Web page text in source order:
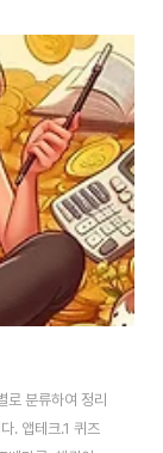
행SOL BANK쏠
록하며 선두를
정답: 3연전 시리
즈-정답: NH올원
분류하여 정리
. 앱테크.1 퀴즈